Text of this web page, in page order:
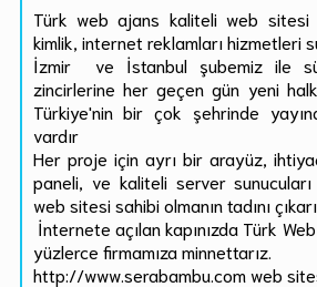
Türk web ajans kaliteli web sitesi
kimlik, internet reklamları hizmetleri
İzmir ve İstanbul şubemiz ile
zincirlerine her geçen gün yeni
Türkiye'nin bir çok şehrinde
vardır
Her proje için ayrı bir arayüz,
paneli, ve kaliteli server
web sitesi sahibi olmanın tadını
İnternete açılan kapınızda Türk
yüzlerce firmamıza minnettarız.
http://www.serabambu.com web